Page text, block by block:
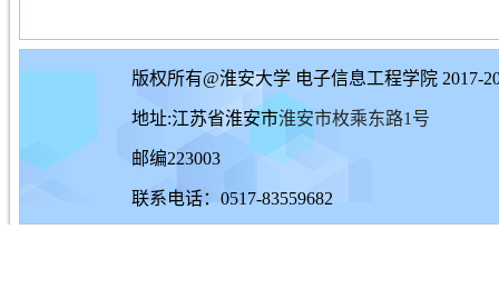
版权所有@淮安大学 电子信息工程学院 2017-
地址:江苏省淮安市淮安市枚乘东路1号
邮编223003
联系电话：0517-83559682